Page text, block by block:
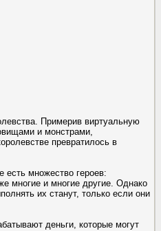
Примерив виртуальную
и монстрами,
превратилось в
множество героев:
многие и многие другие. Однако
их станут, только если они
деньги, которые могут